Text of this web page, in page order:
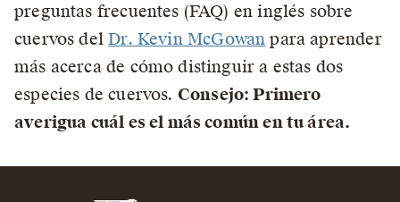
preguntas frecuentes (FAQ) en inglés sobre
cuervos delDr. Kevin McGowan para aprender
más acerca de cómo distinguir a estas dos
especies de cuervos. Consejo: Primero
averigua cuál es el más común en tu área.